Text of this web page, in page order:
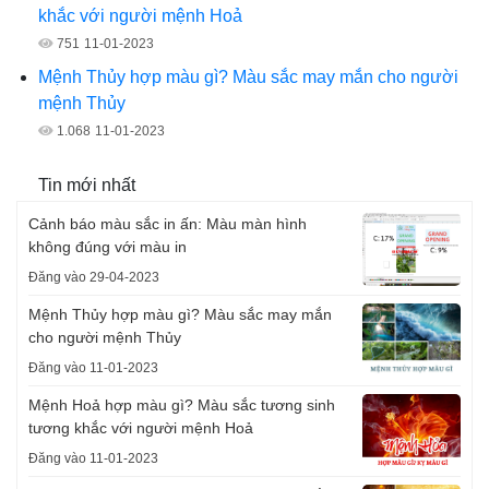
khắc với người mệnh Hoả
751 11-01-2023
Mệnh Thủy hợp màu gì? Màu sắc may mắn cho người
mệnh Thủy
1.068 11-01-2023
Tin mới nhất
Cảnh báo màu sắc in ấn: Màu màn hình
không đúng với màu in
Đăng vào 29-04-2023
Mệnh Thủy hợp màu gì? Màu sắc may mắn
cho người mệnh Thủy
Đăng vào 11-01-2023
Mệnh Hoả hợp màu gì? Màu sắc tương sinh
tương khắc với người mệnh Hoả
Đăng vào 11-01-2023